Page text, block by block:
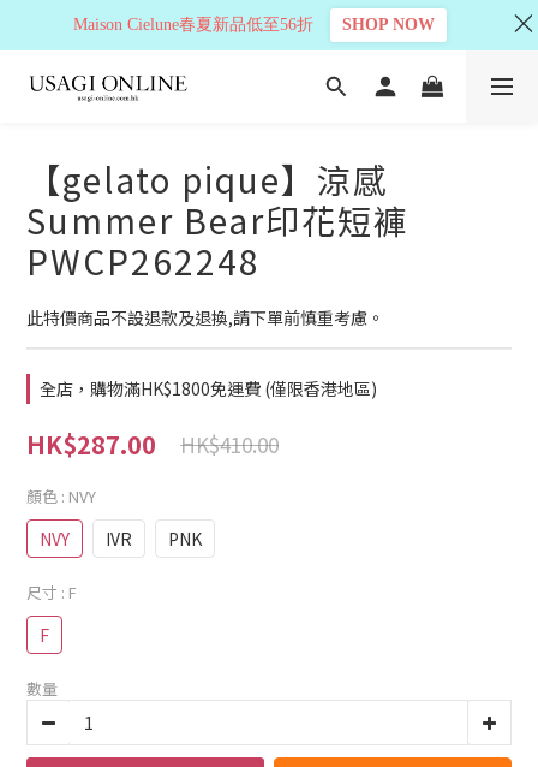
【gelato pique】涼感
Summer Bear印花短褲
PWCP262248
此特價商品不設退款及退換,請下單前慎重考慮。
全店，購物滿HK$1800免運費 (僅限香港地區)
HK$287.00 HK$410.00
顏色 : NVY
NVY IVR PNK
尺寸 : F
F
數量
Maison Cielune春夏新品低至56折 SHOP NOW